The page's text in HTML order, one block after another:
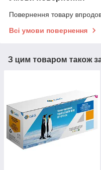
Повернення товару
Всі умови повернення
З цим товаром також